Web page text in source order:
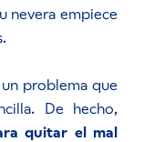
nevera empiece
problema que
De hecho,
quitar el mal